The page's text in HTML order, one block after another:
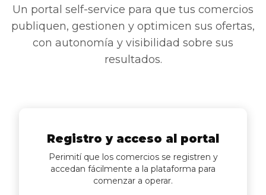
Un portal self-service para que tus comercios
publiquen, gestionen y optimicen sus ofertas,
con autonomía y visibilidad sobre sus
resultados.
Registro y acceso al portal
Perimití que los comercios se registren y
accedan fácilmente a la plataforma para
comenzar a operar.